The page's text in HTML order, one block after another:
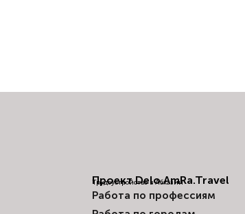
Проект Delo.AmRa.Travel
Трудоустройство в Абхазии
Работа по профессиям